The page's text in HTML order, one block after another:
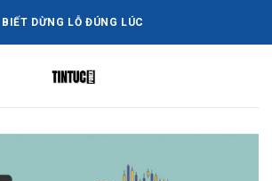
BIẾT DỪNG LỖ ĐÚNG LÚC